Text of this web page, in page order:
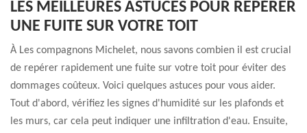
LES MEILLEURES ASTUCES POUR REPÉRER
UNE FUITE SUR VOTRE TOIT
À Les compagnons Michelet, nous savons combien il est crucial
de repérer rapidement une fuite sur votre toit pour éviter des
dommages coûteux. Voici quelques astuces pour vous aider.
Tout d'abord, vérifiez les signes d'humidité sur les plafonds et
les murs, car cela peut indiquer une infiltration d'eau. Ensuite,